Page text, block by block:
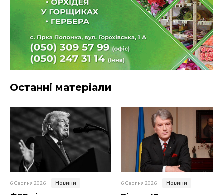
Останні матеріали
6 Серпня 2026 Новини 6 Серпня 2026 Новини